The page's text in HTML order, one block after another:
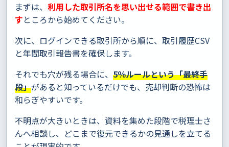
まずは、 利用した取引所名を思い出せる範囲で書き出
すところから始めてください。
次に、ログインできる取引所から順に、取引履歴CSV
と年間取引報告書を確保します。
それでも穴が残る場合に、 5％ルールという「最終手
段」があると知っているだけでも、売却判断の恐怖は
和らぎやすいです。
不明点が大きいときは、資料を集めた段階で税理士さ
んへ相談し、どこまで復元できるかの見通しを立てる